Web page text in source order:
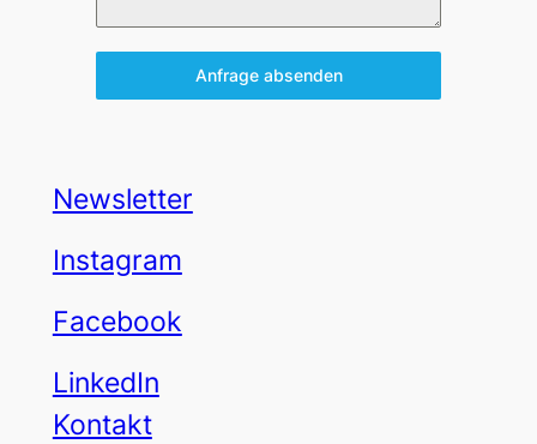
Anfrage absenden
Newsletter
Instagram
Facebook
LinkedIn
Kontakt